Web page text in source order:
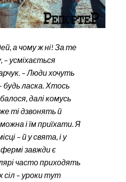
а чому ж ні! За те
– усміхається
– Люди хочуть
будь ласка. Хтось
далі комусь
ті дзвонять й
і їм приїхати. Я
– й у свята, і у
завжди є
часто приходять
сіл – уроки тут